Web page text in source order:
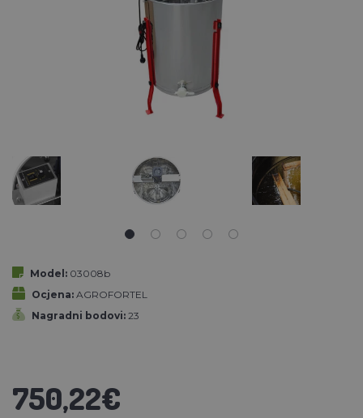
Model: 03008b
Ocjena: AGROFORTEL
Nagradni bodovi: 23
750,22€